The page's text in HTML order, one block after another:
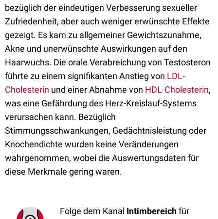
bezüglich der eindeutigen Verbesserung sexueller
Zufriedenheit, aber auch weniger erwünschte Effekte
gezeigt. Es kam zu allgemeiner Gewichtszunahme,
Akne und unerwünschte Auswirkungen auf den
Haarwuchs. Die orale Verabreichung von Testosteron
führte zu einem signifikanten Anstieg von LDL-
Cholesterin und einer Abnahme von HDL-Cholesterin,
was eine Gefährdung des Herz-Kreislauf-Systems
verursachen kann. Bezüglich
Stimmungsschwankungen, Gedächtnisleistung oder
Knochendichte wurden keine Veränderungen
wahrgenommen, wobei die Auswertungsdaten für
diese Merkmale gering waren.
Folge dem Kanal Intimbereichfür